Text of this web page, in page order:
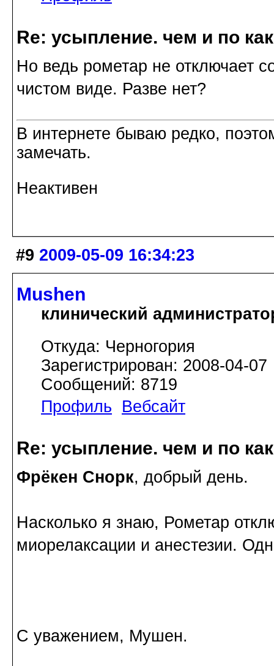
Re: усыпление. чем и по
Но ведь рометар не отключает
чистом виде. Разве нет?
В интернете бываю редко,
замечать.
Неактивен
#9 2009-05-09 16:34:23
Mushen
клинический
Откуда: Черногория
Зарегистрирован: 2008-04-07
Сообщений: 8719
Профиль
Вебсайт
Re: усыпление. чем и по
Фрёкен Снорк, добрый день.
Насколько я знаю, Рометар
миорелаксации и анестезии.
С уважением, Мушен.